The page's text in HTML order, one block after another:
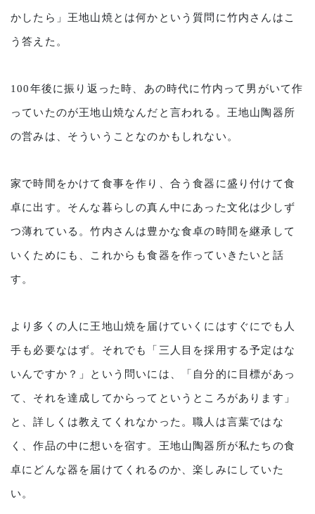
かしたら」王地山焼とは何かという質問に竹内さんはこ
う答えた。
100年後に振り返った時、あの時代に竹内って男がいて作
っていたのが王地山焼なんだと言われる。王地山陶器所
の営みは、そういうことなのかもしれない。
家で時間をかけて食事を作り、合う食器に盛り付けて食
卓に出す。そんな暮らしの真ん中にあった文化は少しず
つ薄れている。竹内さんは豊かな食卓の時間を継承して
いくためにも、これからも食器を作っていきたいと話
す。
より多くの人に王地山焼を届けていくにはすぐにでも人
手も必要なはず。それでも「三人目を採用する予定はな
いんですか？」という問いには、「自分的に目標があっ
て、それを達成してからってというところがあります」
と、詳しくは教えてくれなかった。職人は言葉ではな
く、作品の中に想いを宿す。王地山陶器所が私たちの食
卓にどんな器を届けてくれるのか、楽しみにしていた
い。